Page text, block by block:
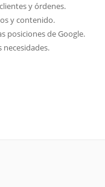
y órdenes.
y contenido.
posiciones de Google.
necesidades.